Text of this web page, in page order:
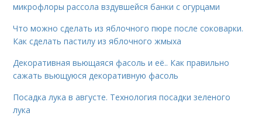
микрофлоры рассола вздувшейся банки с огурцами
Что можно сделать из яблочного пюре после соковарки.
Как сделать пастилу из яблочного жмыха
Декоративная вьющаяся фасоль и её.. Как правильно
сажать вьющуюся декоративную фасоль
Посадка лука в августе. Технология посадки зеленого
лука